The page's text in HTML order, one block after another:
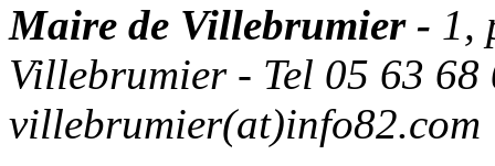
Maire de Villebrumier - 1,
Villebrumier - Tel 05 63
villebrumier(at)info82.com